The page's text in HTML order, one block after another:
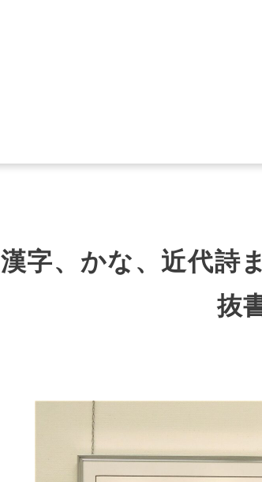
漢字、かな、近代詩
抜